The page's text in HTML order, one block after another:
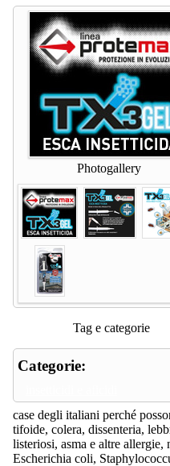
Photogallery
Tag e categorie
Categorie:
case degli italiani perché
tifoide, colera, dissenteria,
listeriosi, asma e altre
Escherichia coli,